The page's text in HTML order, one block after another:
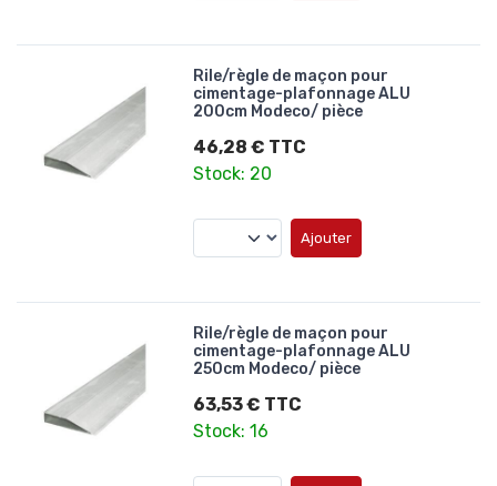
Rile/règle de maçon pour
cimentage-plafonnage ALU
200cm Modeco/ pièce
46,28 € TTC
Stock: 20
Ajouter
Rile/règle de maçon pour
cimentage-plafonnage ALU
250cm Modeco/ pièce
63,53 € TTC
Stock: 16